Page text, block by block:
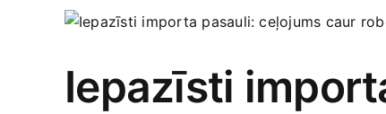
View
Image
Iepazīsti